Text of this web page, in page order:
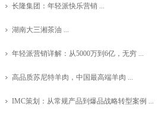
长隆集团：年轻派快乐营销 ...
湖南大三湘茶油 ...
年轻派营销详解：从5000万到6亿，无穷 ...
高品质苏尼特羊肉，中国最高端羊肉 ...
IMC策划：从常规产品到爆品战略转型案例 ...